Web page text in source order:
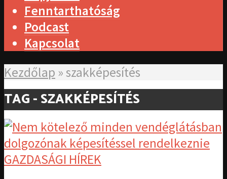
Fenntarthatóság
Podcast
Kapcsolat
Kezdőlap »szakképesítés
TAG - SZAKKÉPESÍTÉS
GAZDASÁGI HÍREK